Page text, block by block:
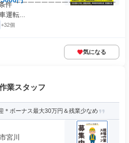
件 ￣￣￣￣￣￣￣￣￣￣￣￣￣￣￣
運転...
+32個
気になる
業スタッフ
＊ボーナス最大30万円＆残業少なめ
宮川